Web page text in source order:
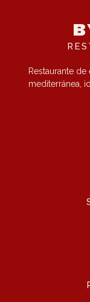
Restaurante
mediterránea,